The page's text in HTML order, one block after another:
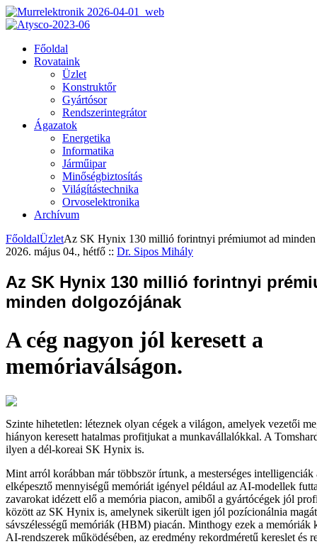
Főoldal
Rovataink
Üzlet
Konstruktőr
Gyártósor
Rendszerintegrátor
Ágazatok
Energetika
Informatika
Járműipar
Minőségbiztosítás
Világítástechnika
Orvoselektronika
Archívum
FőoldalÜzletAz SK Hynix 130 millió forintnyi prémiumot ad
2026. május 04., hétfő :: Dr. Sipos Mihály
Az SK Hynix 130 millió forintnyi
minden dolgozójának
A cég nagyon jól keresett a
memóriaválságon.
Szinte hihetetlen: léteznek olyan cégek a világon, amelyek vezetői
hiányon keresett hatalmas profitjukat a munkavállalókkal. A
ilyen a dél-koreai SK Hynix is.
Mint arról korábban már többször írtunk, a mesterséges intelligenciák
elképesztő mennyiségű memóriát igényel például az AI-modellek
zavarokat idézett elő a memória piacon, amiből a gyártócégek jól
között az SK Hynix is, amelynek sikerült igen jól pozícionálnia
sávszélességű memóriák (HBM) piacán. Minthogy ezek a memóriák
AI-rendszerek működésében, az eredmény rekordméretű kereslet és